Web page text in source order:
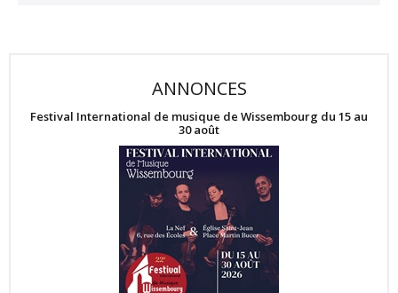
ANNONCES
Festival International de musique de Wissembourg du 15 au
30 août